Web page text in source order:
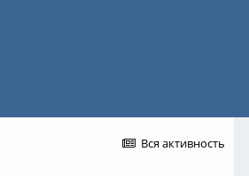
Вся активность